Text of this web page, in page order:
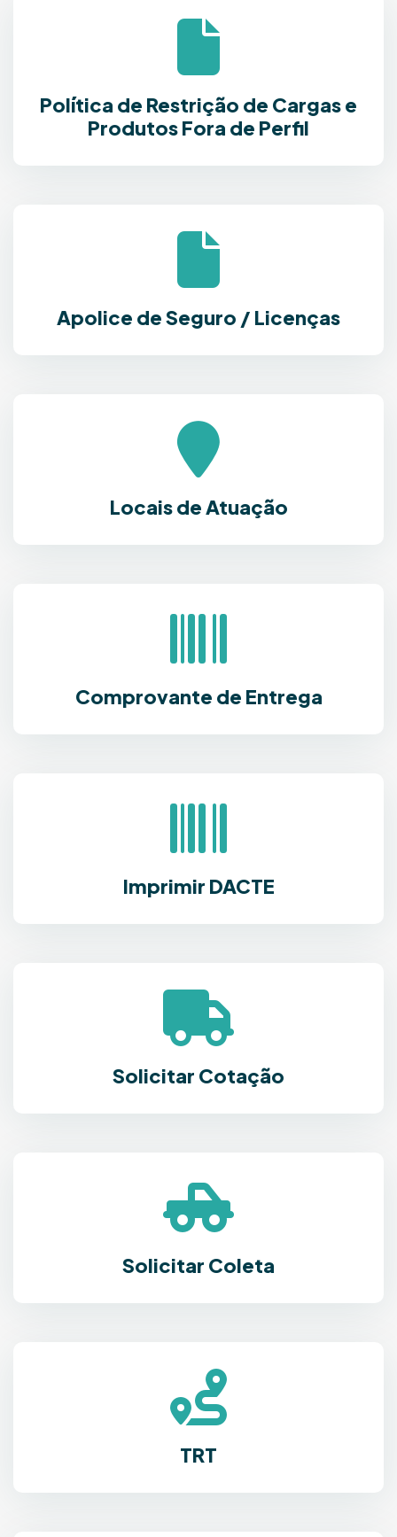
Política de Restrição de Cargas e
Produtos Fora de Perfil
Apolice de Seguro / Licenças
Locais de Atuação
Comprovante de Entrega
Imprimir DACTE
Solicitar Cotação
Solicitar Coleta
TRT